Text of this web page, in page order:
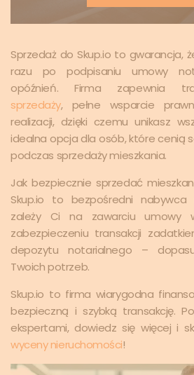
Sprzedaż do Skup.io to gwarancja,
razu po podpisaniu umowy
opóźnień. Firma zapewnia
sprzedaży, pełne wsparcie
realizacji, dzięki czemu unikasz
idealna opcja dla osób, które cenią
podczas sprzedaży mieszkania.
Jak bezpiecznie sprzedać
Skup.io to bezpośredni nabywca
zależy Ci na zawarciu umowy
zabezpieczeniu transakcji
depozytu notarialnego –
Twoich potrzeb.
Skup.io to firma wiarygodna
bezpieczną i szybką transakcję.
ekspertami, dowiedz się więcej i
wyceny nieruchomości!